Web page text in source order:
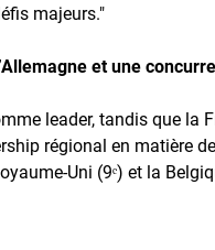
majeurs."
et une
leader, tandis que
régional en matière
Uni (9ᵉ) et la